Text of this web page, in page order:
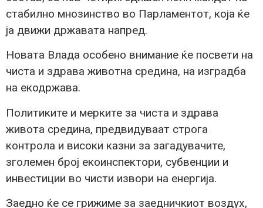
стабилно мнозинство во Парламентот, која ќе
ја движи државата напред.
Новата Влада особено внимание ќе посвети на
чиста и здрава животна средина, на изградба
на екодржава.
Политиките и мерките за чиста и здрава
живота средина, предвидуваат стрoга
контрола и високи казни за загадувачите,
зголемен број екоинспектори, субвенции и
инвестиции во чисти извори на енергија.
Заедно ќе се грижиме за заедничкиот воздух,